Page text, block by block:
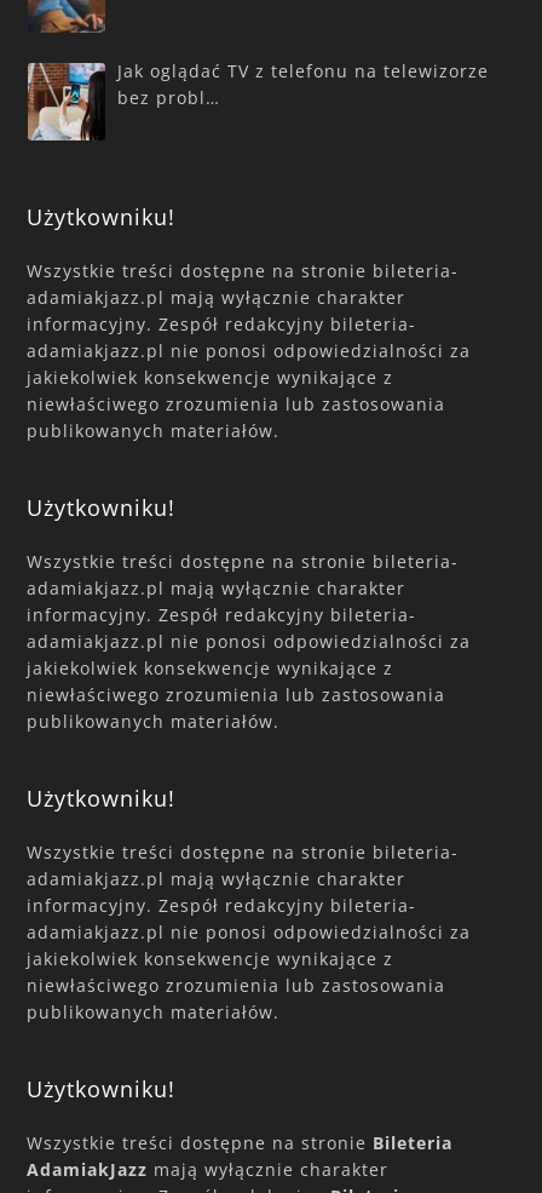
Jak oglądać TV z telefonu na telewizorze
bez probl…
Użytkowniku!
Wszystkie treści dostępne na stronie bileteria-
adamiakjazz.pl mają wyłącznie charakter
informacyjny. Zespół redakcyjny bileteria-
adamiakjazz.pl nie ponosi odpowiedzialności za
jakiekolwiek konsekwencje wynikające z
niewłaściwego zrozumienia lub zastosowania
publikowanych materiałów.
Użytkowniku!
Wszystkie treści dostępne na stronie bileteria-
adamiakjazz.pl mają wyłącznie charakter
informacyjny. Zespół redakcyjny bileteria-
adamiakjazz.pl nie ponosi odpowiedzialności za
jakiekolwiek konsekwencje wynikające z
niewłaściwego zrozumienia lub zastosowania
publikowanych materiałów.
Użytkowniku!
Wszystkie treści dostępne na stronie bileteria-
adamiakjazz.pl mają wyłącznie charakter
informacyjny. Zespół redakcyjny bileteria-
adamiakjazz.pl nie ponosi odpowiedzialności za
jakiekolwiek konsekwencje wynikające z
niewłaściwego zrozumienia lub zastosowania
publikowanych materiałów.
Użytkowniku!
Wszystkie treści dostępne na stronie Bileteria
AdamiakJazz mają wyłącznie charakter